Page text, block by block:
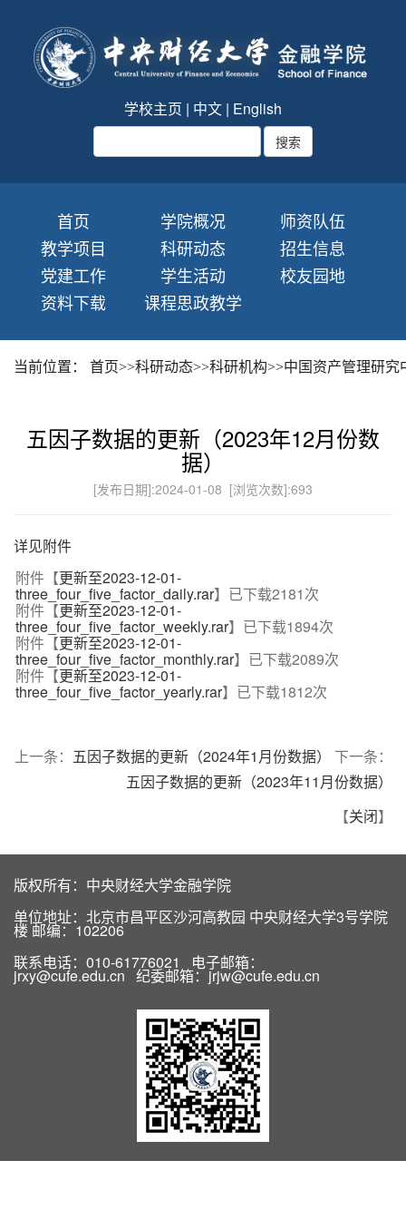
学校主页 | 中文 | English
首页 学院概况
师资队伍
教学项目
科研动态
招生信息
党建工作
学生活动
校友园地
资料下载
课程思政教学
当前位置： 首页>>科研动态>>科研机构>>中国资产管理研究
五因子数据的更新（2023年12月份数
据）
[发布日期]:2024-01-08 [浏览次数]:693
详见附件
附件【更新至2023-12-01-
three_four_five_factor_daily.rar】已下载2181次
附件【更新至2023-12-01-
three_four_five_factor_weekly.rar】已下载1894次
附件【更新至2023-12-01-
three_four_five_factor_monthly.rar】已下载2089次
附件【更新至2023-12-01-
three_four_five_factor_yearly.rar】已下载1812次
上一条： 五因子数据的更新（2024年1月份数据）
下一条：
五因子数据的更新（2023年11月份数据）
【关闭】
版权所有：中央财经大学金融学院
单位地址：北京市昌平区沙河高教园 中央财经大学3号学院
楼 邮编：102206
联系电话：010-61776021 电子邮箱：
jrxy@cufe.edu.cn 纪委邮箱：jrjw@cufe.edu.cn